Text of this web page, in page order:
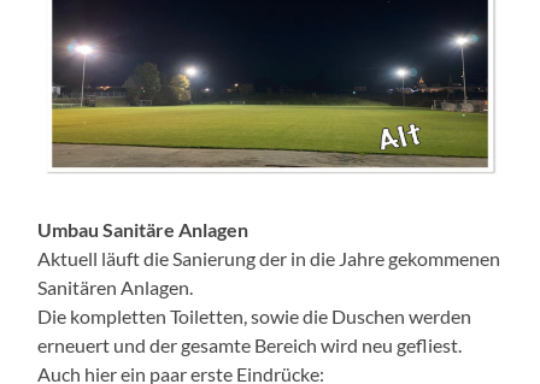
Umbau Sanitäre Anlagen
Aktuell läuft die Sanierung der in die Jahre gekommenen
Sanitären Anlagen.
Die kompletten Toiletten, sowie die Duschen werden
erneuert und der gesamte Bereich wird neu gefliest.
Auch hier ein paar erste Eindrücke: